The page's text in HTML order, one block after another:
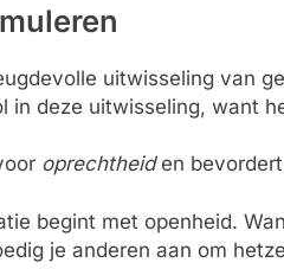
uitwisseling van
in deze uitwisseling, want
oprechtheiden
begint met openheid.
je anderen aan om